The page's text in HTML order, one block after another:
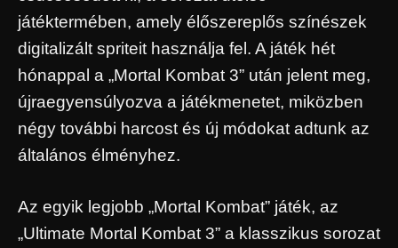
játéktermében, amely élőszereplős színészek
digitalizált spriteit használja fel. A játék hét
hónappal a „Mortal Kombat 3” után jelent meg,
újraegyensúlyozva a játékmenetet, miközben
négy további harcost és új módokat adtunk az
általános élményhez.
Az egyik legjobb „Mortal Kombat” játék, az
„Ultimate Mortal Kombat 3” a klasszikus sorozat